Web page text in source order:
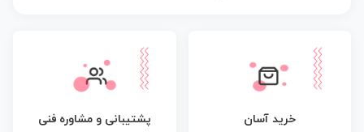
خرید آسان پشتیبانی و مشاوره فنی